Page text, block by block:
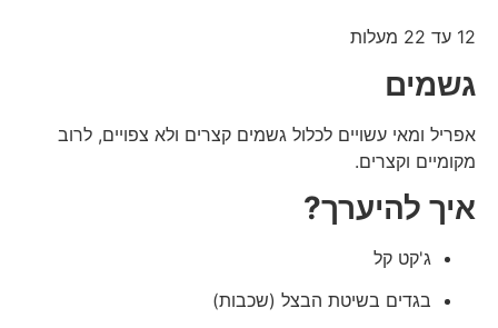
12 עד 22 מעלות
גשמים
אפריל ומאי עשויים לכלול גשמים קצרים ולא צפויים, לרוב
מקומיים וקצרים.
איך להיערך?
ג'קט קל
בגדים בשיטת הבצל (שכבות)